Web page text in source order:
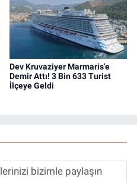
Dev Kruvaziyer Marmaris'e
Demir Attı! 3 Bin 633 Turist
İlçeye Geldi